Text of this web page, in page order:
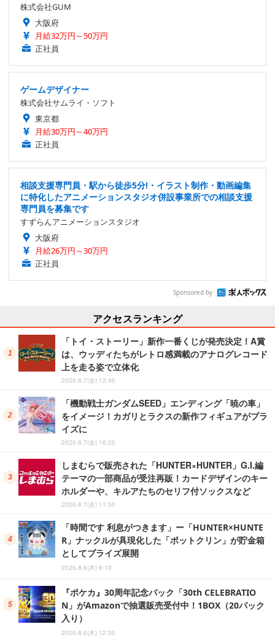
株式会社GUM
大阪府
月給32万円～50万円
正社員
ゲームデザイナー
株式会社サムライ・ソフト
東京都
月給30万円～40万円
正社員
相談支援専門員・駅から徒歩5分!・イラスト制作・動画編集
に特化したアニメーションスタジオ併設事業所での相談支援
専門員を募集です
すずらんアニメーションスタジオ
大阪府
月給26万円～30万円
正社員
Sponsored by
アクセスランキング
「トイ・ストーリー」新作一番くじが発売決定！A賞
は、ウッディたちがレトロ感満載のアナログレコード
上を走る姿で立体化
2026.8.7(金) 12:40
「機動戦士ガンダムSEED」エンディング「暁の車」
をイメージ！カガリとラクスの新作フィギュアがプラ
イズに
2026.8.7(金) 16:20
しまむらで販売された「HUNTER×HUNTER」G.I.編
テーマの一部商品が受注再販！カードデザインのキー
ホルダーや、キルアたちのセリフ付ソックスなど
2026.8.7(金) 11:00
「時間です 利息がつきます」ー「HUNTER×HUNTE
R」ナックルが具現化した「ポットクリン」が貯金箱
としてプライズ展開
2026.8.6(木) 6:10
『ポケカ』30周年記念パック「30th CELEBRATIO
N」がAmazonで抽選販売受付中！1BOX（20パック
入り）
2026.8.6(木) 12:30